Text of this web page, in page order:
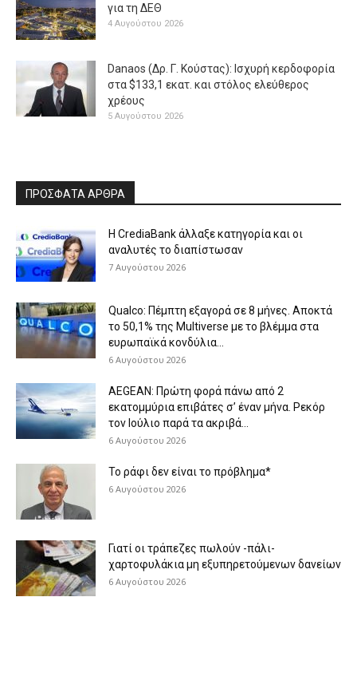
για τη ΔΕΘ
4 Αυγούστου 2026
Danaos (Δρ. Γ. Κούστας): Ισχυρή κερδοφορία
στα $133,1 εκατ. και στόλος ελεύθερος
χρέους
5 Αυγούστου 2026
ΠΡΟΣΦΑΤΑ ΑΡΘΡΑ
Η CrediaBank άλλαξε κατηγορία και οι
αναλυτές το διαπίστωσαν
7 Αυγούστου 2026
Qualco: Πέμπτη εξαγορά σε 8 μήνες. Aποκτά
το 50,1% της Multiverse με το βλέμμα στα
ευρωπαϊκά κονδύλια...
6 Αυγούστου 2026
AEGEAN: Πρώτη φορά πάνω από 2
εκατομμύρια επιβάτες σ’ έναν μήνα. Ρεκόρ
τον Ιούλιο παρά τα ακριβά...
6 Αυγούστου 2026
Το ράφι δεν είναι το πρόβλημα*
6 Αυγούστου 2026
Γιατί οι τράπεζες πωλούν -πάλι-
χαρτοφυλάκια μη εξυπηρετούμενων δανείων
6 Αυγούστου 2026